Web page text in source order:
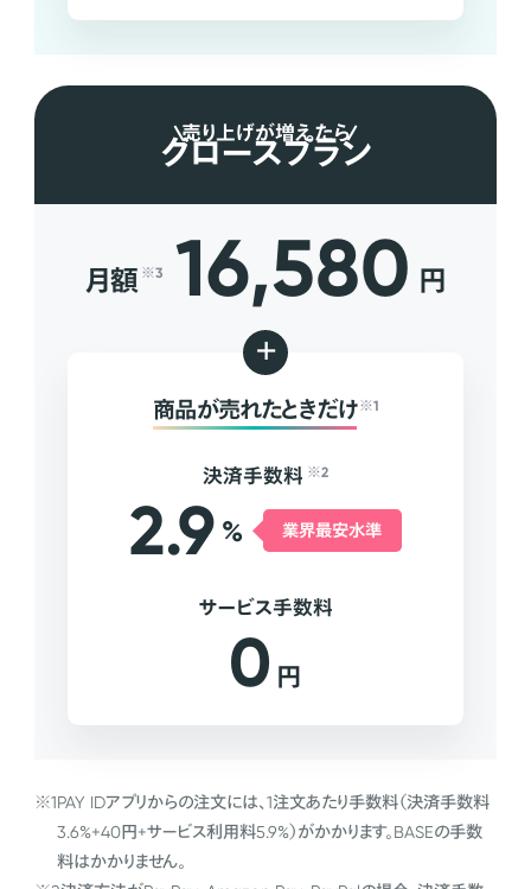
売り上げが増えたら
グロースプラン
月額 ※3 16,580 円
+
商品が売れたときだけ ※1
決済手数料 ※2
2.9 % 業界最安水準
サービス手数料
0 円
※1PAY IDアプリからの注文には、1注文あたり手数料（決済手数料
3.6%+40円+サービス利用料5.9%）がかかります。BASEの手数
料はかかりません。